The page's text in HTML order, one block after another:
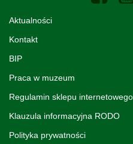
Aktualności
Kontakt
BIP
Praca w muzeum
Regulamin sklepu internetowego
Klauzula informacyjna RODO
Polityka prywatności